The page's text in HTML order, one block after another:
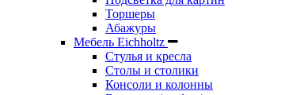
Торшеры
Абажуры
Мебель Eichholtz
Стулья и кресла
Столы и столики
Консоли и колонны